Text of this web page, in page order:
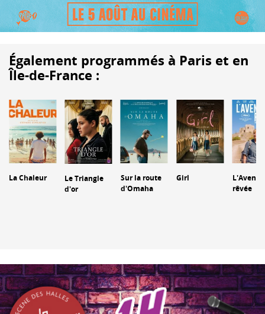
Également programmés à Paris et en
Île-de-France :
La Chaleur
Le Triangle
d'or
Sur la route
d'Omaha
Girl
rêvée